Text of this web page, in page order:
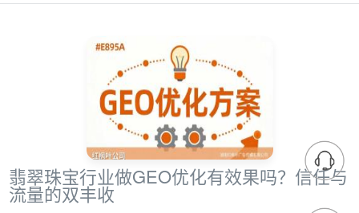
翡翠珠宝行业做GEO优化有效果吗？信任与
流量的双丰收